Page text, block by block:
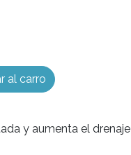
al carro
y aumenta el drenaje